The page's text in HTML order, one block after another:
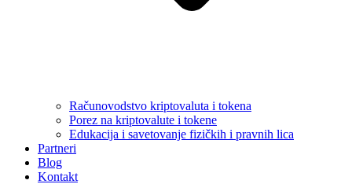
Računovodstvo kriptovaluta i tokena
Porez na kriptovalute i tokene
Edukacija i savetovanje fizičkih i pravnih lica
Partneri
Blog
Kontakt